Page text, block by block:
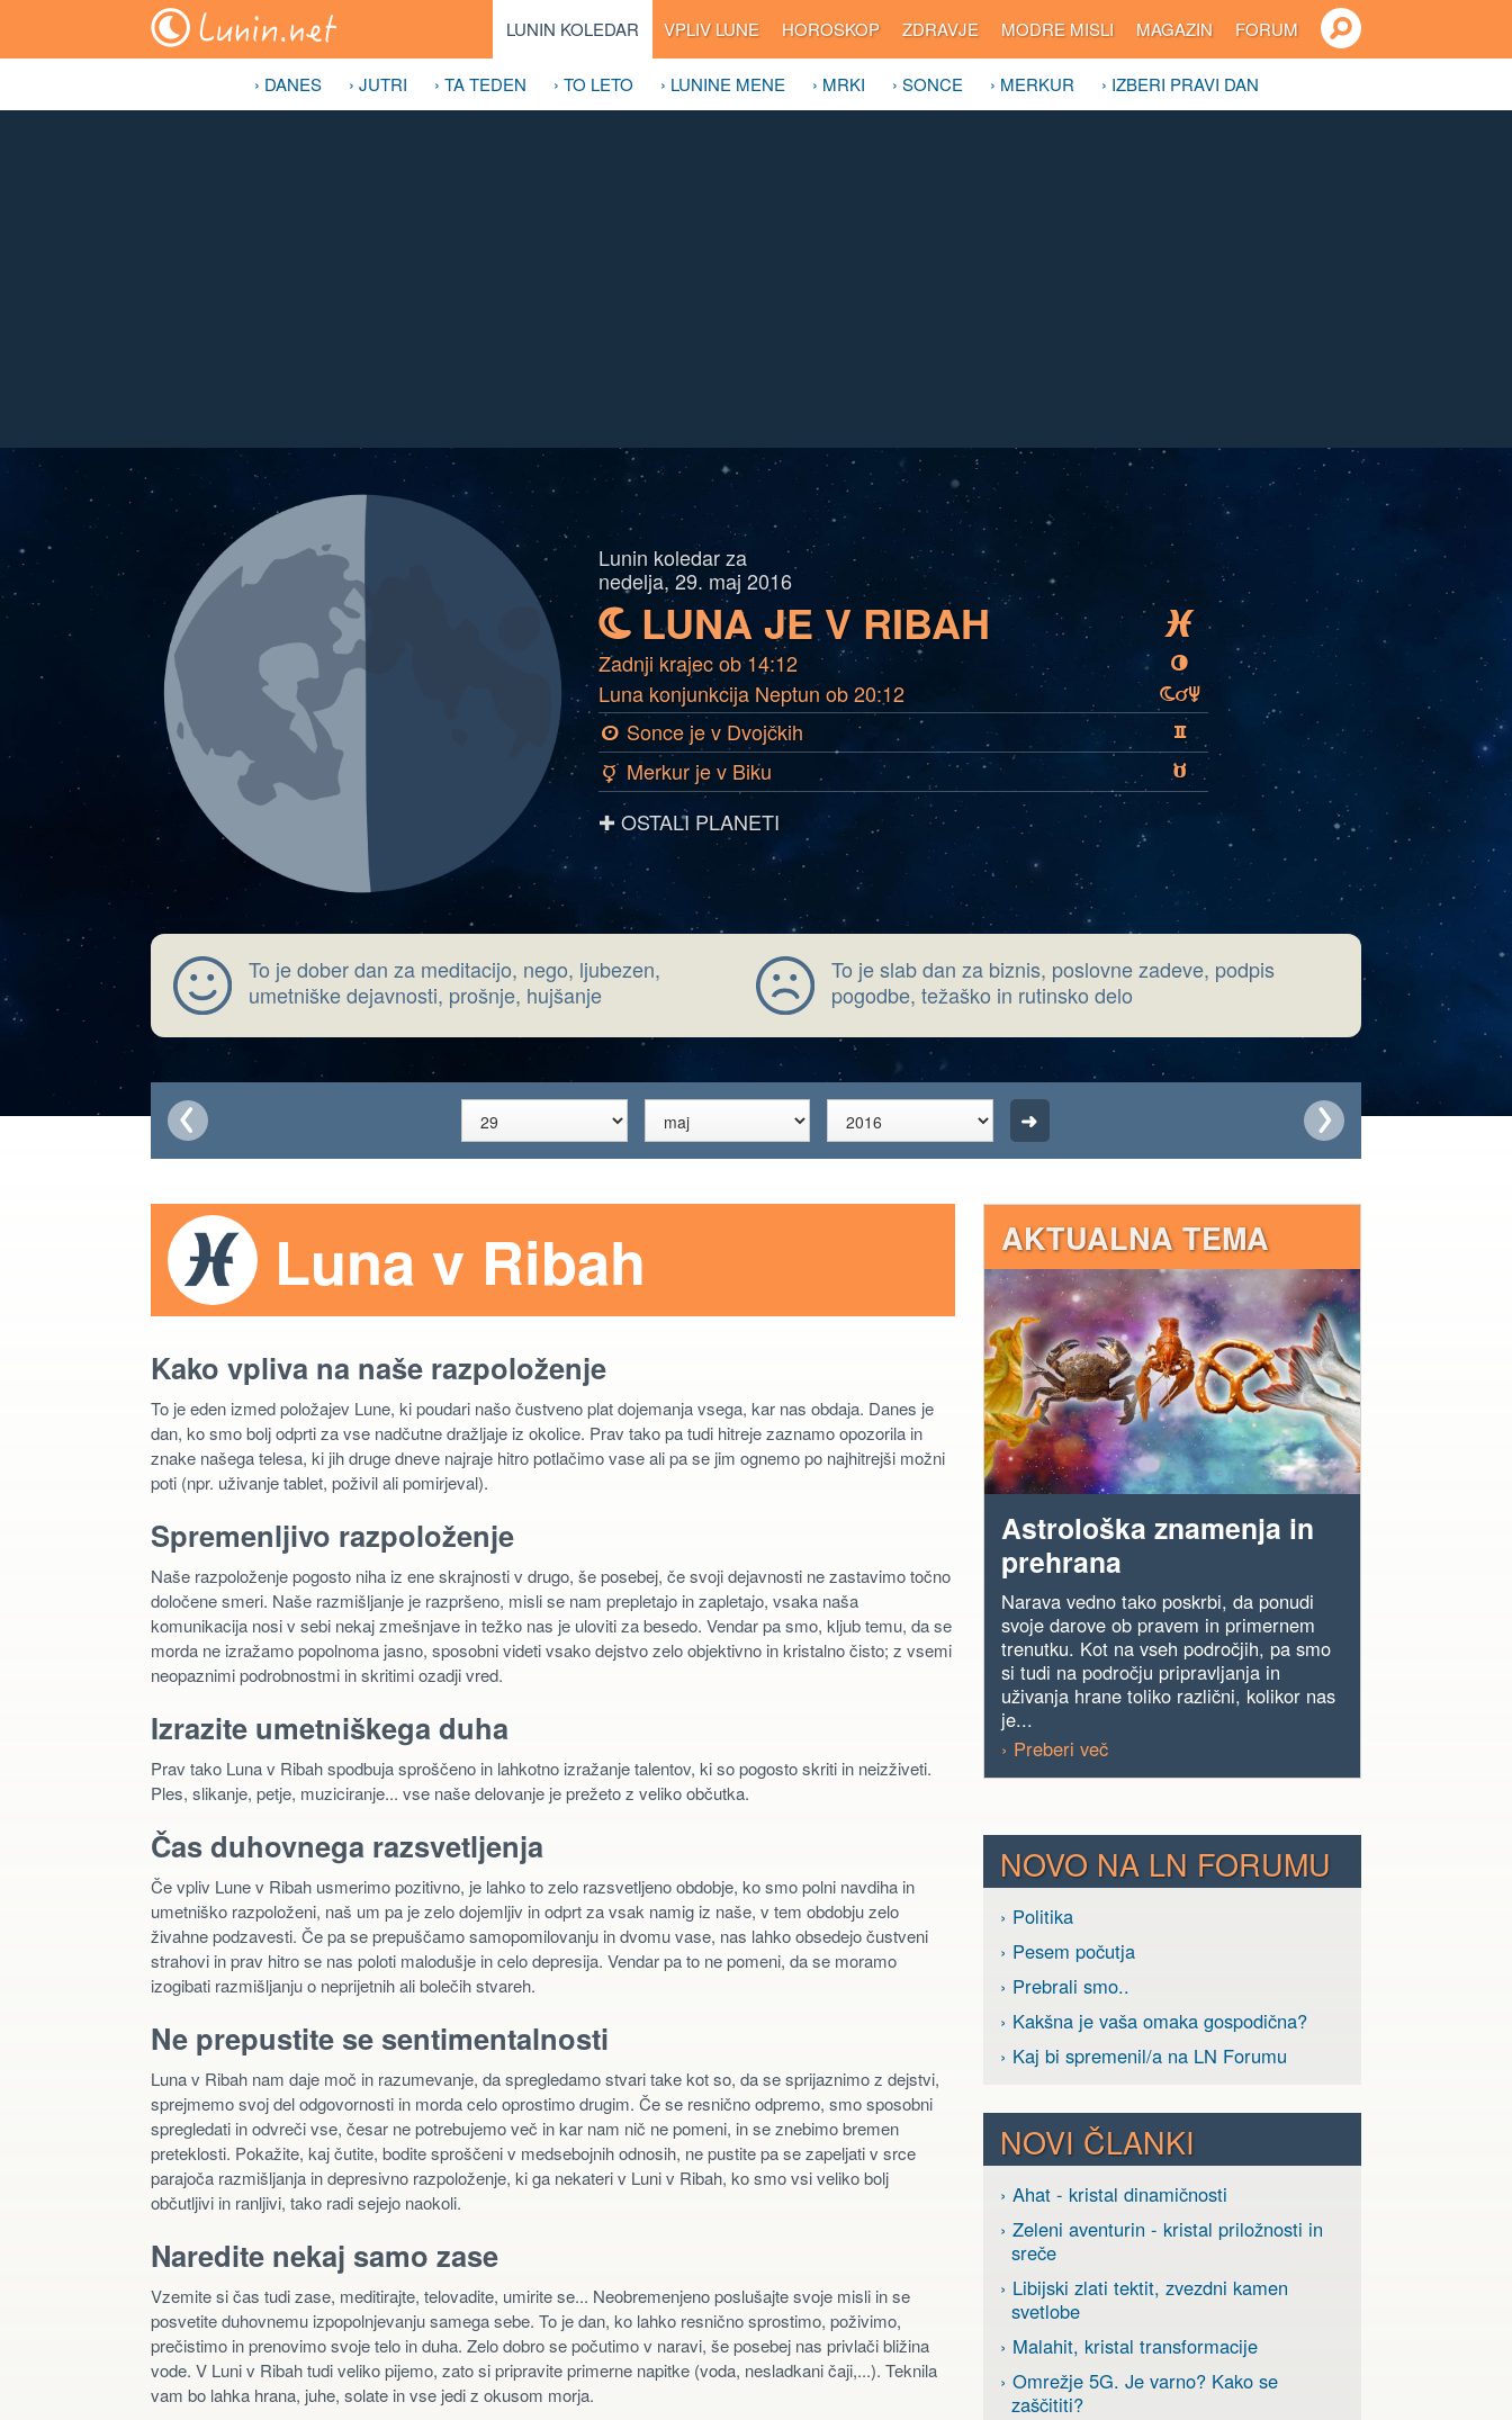
LUNIN KOLEDAR VPLIV LUNE HOROSKOP ZDRAVJE MODRE MISLI MAGAZIN FORUM
› DANES › JUTRI › TA TEDEN › TO LETO › LUNINE MENE › MRKI › SONCE › MERKUR › IZBERI PRAVI DAN
Lunin koledar za
nedelja, 29. maj 2016
bLUNA JE V RIBAH L
Zadnji krajec ob 14:12 V
Luna konjunkcija Neptun ob 20:12
bMi
a Sonce je v Dvojčkih
C
c Merkur je v Biku B
✚ OSTALI PLANETI
To je dober dan za meditacijo, nego, ljubezen,
umetniške dejavnosti, prošnje, hujšanje
To je slab dan za biznis, poslovne zadeve, podpis
pogodbe, težaško in rutinsko delo
Luna v Ribah
Kako vpliva na naše razpoloženje
To je eden izmed položajev Lune, ki poudari našo čustveno plat dojemanja vsega, kar nas obdaja. Danes je
dan, ko smo bolj odprti za vse nadčutne dražljaje iz okolice. Prav tako pa tudi hitreje zaznamo opozorila in
znake našega telesa, ki jih druge dneve najraje hitro potlačimo vase ali pa se jim ognemo po najhitrejši možni
poti (npr. uživanje tablet, poživil ali pomirjeval).
Spremenljivo razpoloženje
Naše razpoloženje pogosto niha iz ene skrajnosti v drugo, še posebej, če svoji dejavnosti ne zastavimo točno
določene smeri. Naše razmišljanje je razpršeno, misli se nam prepletajo in zapletajo, vsaka naša
komunikacija nosi v sebi nekaj zmešnjave in težko nas je uloviti za besedo. Vendar pa smo, kljub temu, da se
morda ne izražamo popolnoma jasno, sposobni videti vsako dejstvo zelo objektivno in kristalno čisto; z vsemi
neopaznimi podrobnostmi in skritimi ozadji vred.
Izrazite umetniškega duha
Prav tako Luna v Ribah spodbuja sproščeno in lahkotno izražanje talentov, ki so pogosto skriti in neizživeti.
Ples, slikanje, petje, muziciranje... vse naše delovanje je prežeto z veliko občutka.
Čas duhovnega razsvetljenja
Če vpliv Lune v Ribah usmerimo pozitivno, je lahko to zelo razsvetljeno obdobje, ko smo polni navdiha in
umetniško razpoloženi, naš um pa je zelo dojemljiv in odprt za vsak namig iz naše, v tem obdobju zelo
živahne podzavesti. Če pa se prepuščamo samopomilovanju in dvomu vase, nas lahko obsedejo čustveni
strahovi in prav hitro se nas poloti malodušje in celo depresija. Vendar pa to ne pomeni, da se moramo
izogibati razmišljanju o neprijetnih ali bolečih stvareh.
Ne prepustite se sentimentalnosti
Luna v Ribah nam daje moč in razumevanje, da spregledamo stvari take kot so, da se sprijaznimo z dejstvi,
sprejmemo svoj del odgovornosti in morda celo oprostimo drugim. Če se resnično odpremo, smo sposobni
spregledati in odvreči vse, česar ne potrebujemo več in kar nam nič ne pomeni, in se znebimo bremen
preteklosti. Pokažite, kaj čutite, bodite sproščeni v medsebojnih odnosih, ne pustite pa se zapeljati v srce
parajoča razmišljanja in depresivno razpoloženje, ki ga nekateri v Luni v Ribah, ko smo vsi veliko bolj
občutljivi in ranljivi, tako radi sejejo naokoli.
Naredite nekaj samo zase
Vzemite si čas tudi zase, meditirajte, telovadite, umirite se... Neobremenjeno poslušajte svoje misli in se
posvetite duhovnemu izpopolnjevanju samega sebe. To je dan, ko lahko resnično sprostimo, poživimo,
prečistimo in prenovimo svoje telo in duha. Zelo dobro se počutimo v naravi, še posebej nas privlači bližina
vode. V Luni v Ribah tudi veliko pijemo, zato si pripravite primerne napitke (voda, nesladkani čaji,...). Teknila
vam bo lahka hrana, juhe, solate in vse jedi z okusom morja.
AKTUALNA TEMA
Astrološka znamenja in
prehrana
Narava vedno tako poskrbi, da ponudi
svoje darove ob pravem in primernem
trenutku. Kot na vseh področjih, pa smo
si tudi na področju pripravljanja in
uživanja hrane toliko različni, kolikor nas
je...
› Preberi več
NOVO NA LN FORUMU
› Politika
› Pesem počutja
› Prebrali smo..
› Kakšna je vaša omaka gospodična?
› Kaj bi spremenil/a na LN Forumu
NOVI ČLANKI
› Ahat - kristal dinamičnosti
› Zeleni aventurin - kristal priložnosti in
sreče
› Libijski zlati tektit, zvezdni kamen
svetlobe
› Malahit, kristal transformacije
› Omrežje 5G. Je varno? Kako se
zaščititi?